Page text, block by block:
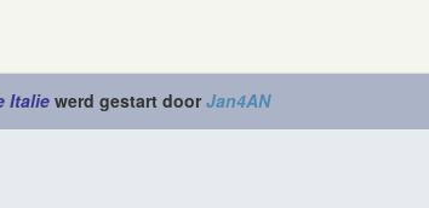
Italiewerd gestart doorJan4AN